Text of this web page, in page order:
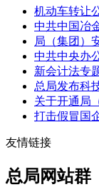
机动车转让
中共中国冶
局（集团）
中共中央办
新会计法专
总局发布科
关于开通局
打击假冒国
友情链接
总局网站群